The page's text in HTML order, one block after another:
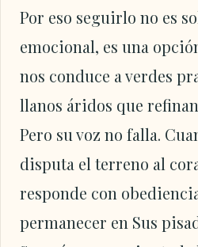
Por eso seguirlo no es
emocional, es una
nos conduce a verdes
llanos áridos que
Pero su voz no falla.
disputa el terreno al
responde con
permanecer en Sus